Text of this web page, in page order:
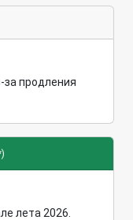
продления
лета 2026.